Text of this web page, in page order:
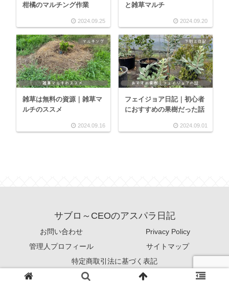
柑橘のマルチング作業
2024.09.25
と雑草マルチ
2024.09.20
雑草は無料の資源｜雑草マ
ルチのススメ
2024.09.16
フェイジョア日記｜初心者
におすすめの果樹だった話
2024.09.01
サブロ～CEOのアスパラ日記
お問い合わせ
Privacy Policy
管理人プロフィール
サイトマップ
特定商取引法に基づく表記
© 2021 サブロ～CEOのアスパラ日記.